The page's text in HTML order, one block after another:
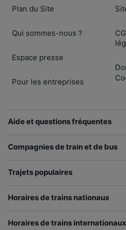
Plan du Site
Qui sommes-nous ?
Espace presse
Pour les entreprises
Aide et questions fréquentes
Compagnies de train et de bus
Trajets populaires
Horaires de trains nationaux
Horaires de trains internationaux